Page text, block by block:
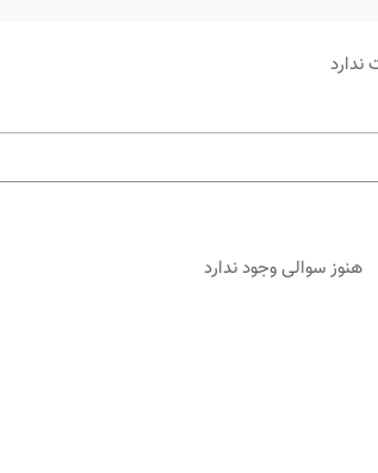
هنوز سوالی وجود ندارد